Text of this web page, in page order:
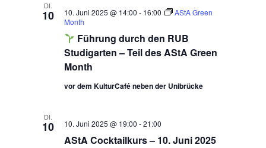
DI.
10
Führung durch den RUB
Studigarten – Teil des AStA Green
Month
10. Juni 2025 @ 14:00 - 16:00
AStA Green
Month
vor dem KulturCafé neben der Unibrücke
DI.
10
AStA Cocktailkurs – 10. Juni 2025
10. Juni 2025 @ 19:00 -21:00